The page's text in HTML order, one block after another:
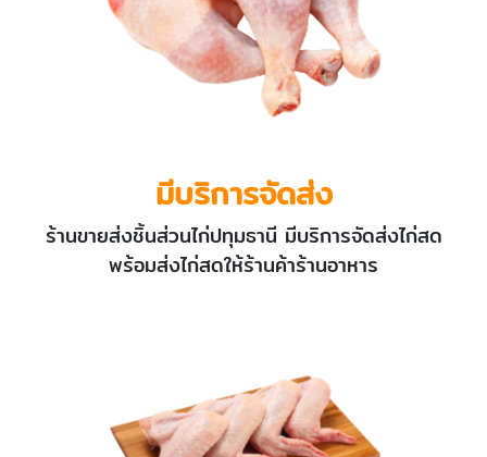
มีบริการจัดส่ง
ร้านขายส่งชิ้นส่วนไก่ปทุมธานี มีบริการจัดส่งไก่สด
พร้อมส่งไก่สดให้ร้านค้าร้านอาหาร